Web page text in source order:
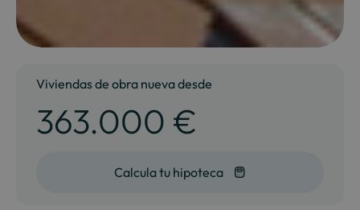
Viviendas de obra nueva desde
363.000 €
Calcula tu hipoteca